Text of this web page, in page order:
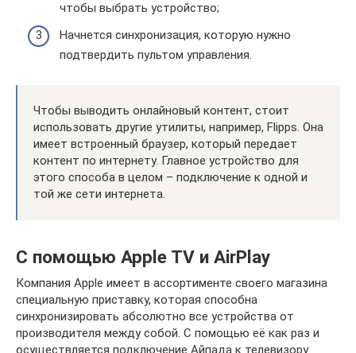
чтобы выбрать устройство;
Начнется синхронизация, которую нужно
подтвердить пультом управления.
Чтобы выводить онлайновый контент, стоит
использовать другие утилиты, например, Flipps. Она
имеет встроенный браузер, который передает
контент по интернету. Главное устройство для
этого способа в целом – подключение к одной и
той же сети интернета.
С помощью Apple TV и AirPlay
Компания Apple имеет в ассортименте своего магазина
специальную приставку, которая способна
синхронизировать абсолютно все устройства от
производителя между собой. С помощью её как раз и
осуществляется подключение Айпада к телевизору.